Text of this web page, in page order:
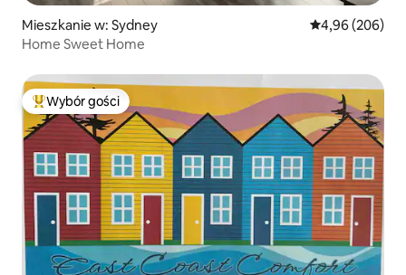
Mieszkanie w: Sydney Średnia
4,96 (206)
Home Sweet Home
Najpopularniejsze z kategorii Wybór gości
Wybór gości